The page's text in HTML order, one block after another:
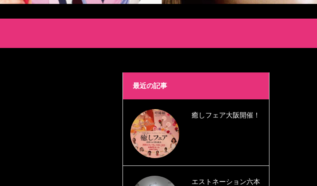
最近の記事
癒しフェア大阪開催！
エストネーション六本